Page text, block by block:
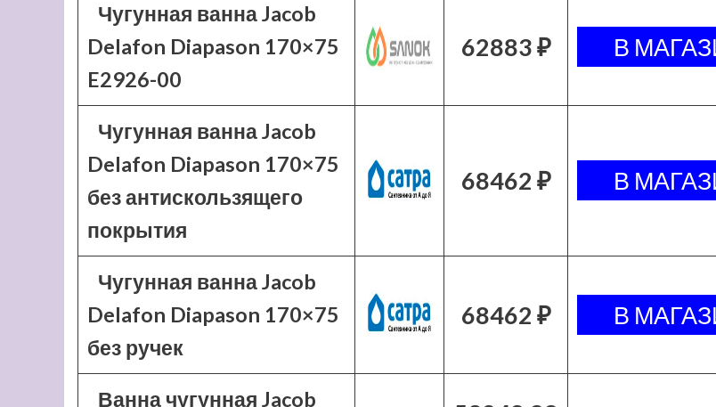
Чугунная ванна Jacob
Delafon Diapason 170×75
E2926-00
62883 ₽
Чугунная ванна Jacob
Delafon Diapason 170×75
без антискользящего
покрытия
68462 ₽
Чугунная ванна Jacob
Delafon Diapason 170×75
без ручек
68462 ₽
Ванна чугунная Jacob